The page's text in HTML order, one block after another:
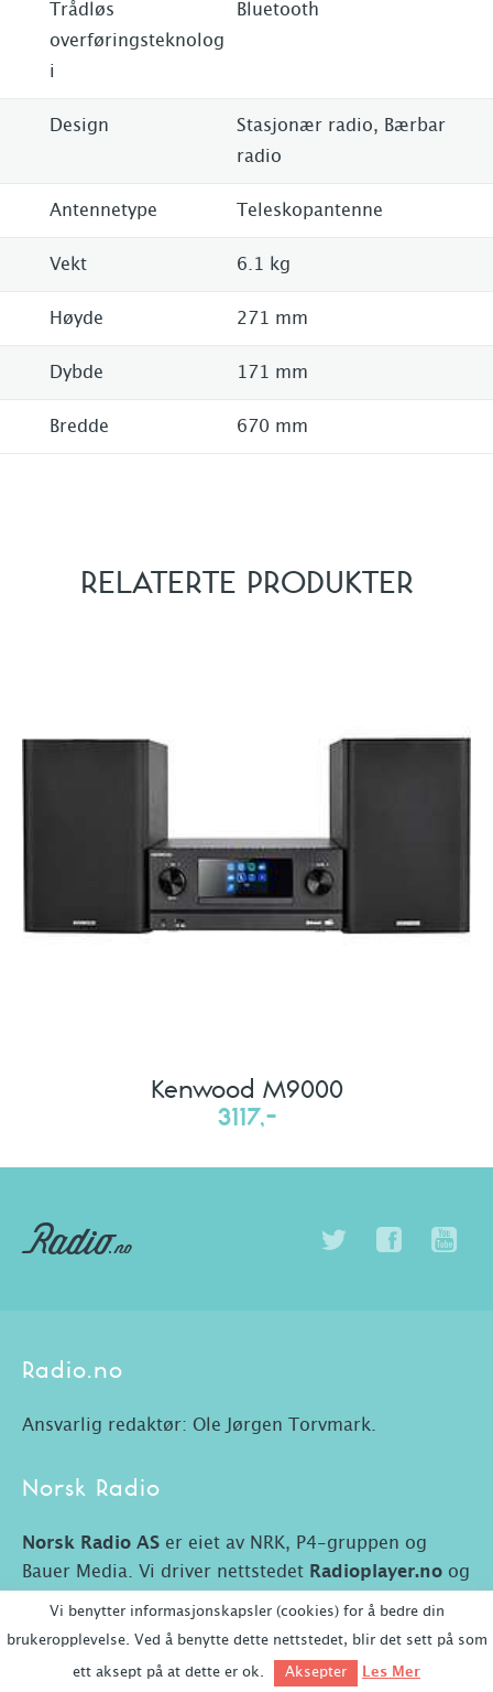
Trådløs
overføringsteknolog
i
Bluetooth
Design
Stasjonær radio, Bærbar
radio
Antennetype Teleskopantenne
Vekt 6.1 kg
Høyde 271 mm
Dybde 171 mm
Bredde 670 mm
RELATERTE PRODUKTER
Kenwood M9000
3117,-
Radio.no
Ansvarlig redaktør: Ole Jørgen Torvmark.
Norsk Radio
Norsk Radio AS er eiet av NRK, P4-gruppen og
Bauer Media. Vi driver nettstedet Radioplayer.no og
Vi benytter informasjonskapsler (cookies) for å bedre din
brukeropplevelse. Ved å benytte dette nettstedet, blir det sett på som
ett aksept på at dette er ok. Aksepter Les Mer